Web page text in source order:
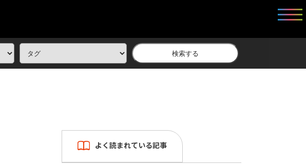
検索する
よく読まれている記事